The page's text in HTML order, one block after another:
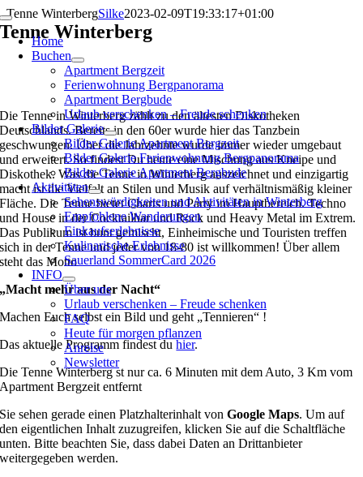
Zum
Inhalt
springen
Toggle
NavigationHome
Buchen
Apartment Bergzeit
Ferienwohnung Bergpanorama
Apartment Bergbude
Urlaub verschenken – Freude schenken
Bilder Galerie
Bilder Galerie Apartment Bergzeit
Bilder Galerie Ferienwohnung Bergpanorama
Bilder Galerie Apartment Bergbude
Aktivitäten
Sehenswürdigkeiten und Aktivitäten in Winterberg
Empfohlene Wanderungen
Einkaufserlebnisse
Kulinarische Erlebnisse
Sauerland SommerCard 2026
INFO
Über uns
Urlaub verschenken – Freude schenken
FAQ
Heute für morgen pflanzen
Anreise
Newsletter
Tenne WinterbergSilke2023-02-09T19:33:17+01:00
Tenne Winterberg
Die Tenne in Winterberg zählt zu den ältesten Diskotheken
Deutschlands. Bereits in den 60er wurde hier das Tanzbein
geschwungen. Über die Jahrzehnte wurde immer wieder umgebaut
und erweitert. So findest Du heute eine Mischung aus Kneipe und
Diskothek. Was die Tenne in Winterberg auszeichnet und einzigartig
macht ist die Vielfalt an Stilen und Musik auf verhältnismäßig kleiner
Fläche. Die Tenne bietet Charts und Party im Hauptbereich. Techno
und House in der Cocktailbar und Rock und Heavy Metal im Extrem.
Das Publikum ist bunt gemischt, Einheimische und Touristen treffen
sich in der Tenne und jeder von 18-80 ist willkommen! Über allem
steht das Motto
„Macht mehr aus der Nacht“
Machen Euch selbst ein Bild und geht „Tennieren“ !
Das aktuelle Programm findest duhier.
Die Tenne Winterberg st nur ca. 6 Minuten mit dem Auto, 3 Km vom
Apartment Bergzeit entfernt
Sie sehen gerade einen Platzhalterinhalt vonGoogle Maps. Um auf
den eigentlichen Inhalt zuzugreifen, klicken Sie auf die Schaltfläche
unten. Bitte beachten Sie, dass dabei Daten an Drittanbieter
weitergegeben werden.